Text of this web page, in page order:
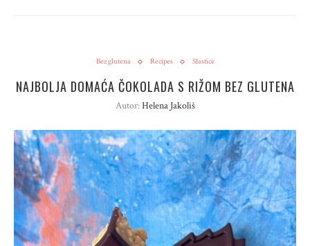
Bez glutena Recipes Slastice
NAJBOLJA DOMAĆA ČOKOLADA S RIŽOM BEZ GLUTENA
Autor:Helena Jakoliš